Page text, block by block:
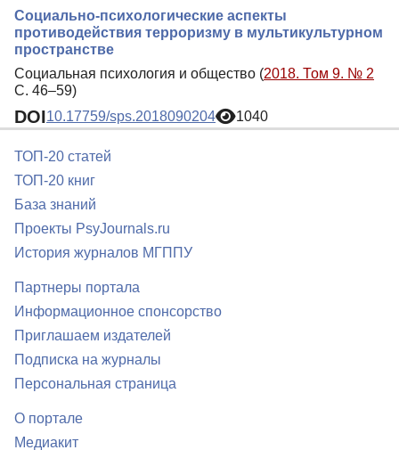
Социально-психологические аспекты
противодействия терроризму в мультикультурном
пространстве
Социальная психология и общество (2018. Том 9. № 2
С. 46–59)
DOI10.17759/sps.2018090204 1040
ТОП-20 статей
ТОП-20 книг
База знаний
Проекты PsyJournals.ru
История журналов МГППУ
Партнеры портала
Информационное спонсорство
Приглашаем издателей
Подписка на журналы
Персональная страница
О портале
Медиакит